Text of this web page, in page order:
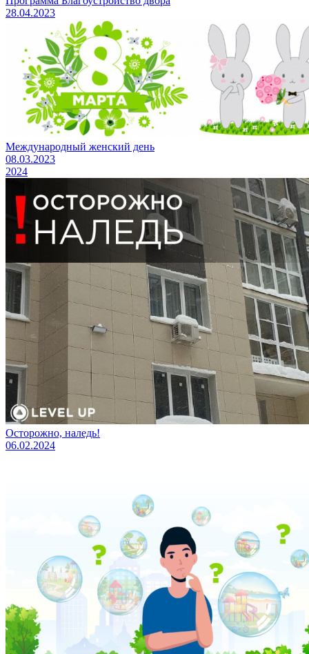
28.04.2023
Международный женский день
08.03.2023
2024
Осторожно, наледь!
06.02.2024